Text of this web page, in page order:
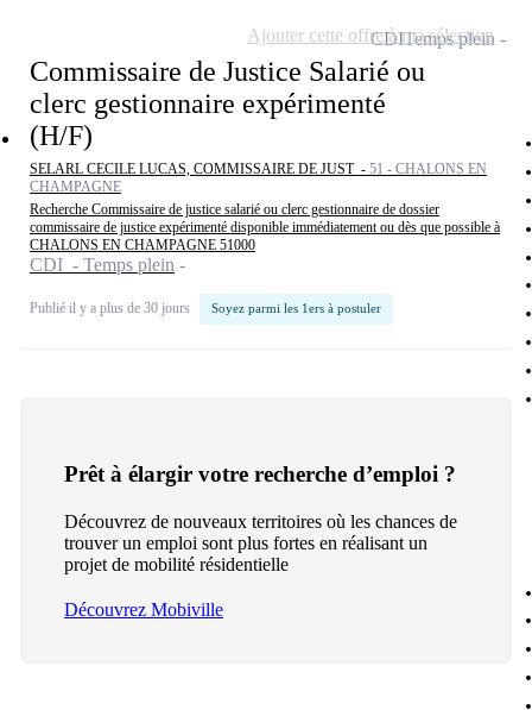
Commissaire de Justice Salarié ou
clerc gestionnaire expérimenté
(H/F)
SELARL CECILE LUCAS, COMMISSAIRE DE JUST - 51 - CHALONS EN
CHAMPAGNE
Recherche Commissaire de justice salarié ou clerc gestionnaire de dossier
commissaire de justice expérimenté disponible immédiatement ou dès que possible à
CHALONS EN CHAMPAGNE 51000
CDI - Temps plein
Publié il y a plus de 30 jours Soyez parmi les 1ers à postuler
CDITemps plein
Ajouter cette offre à ma sélection
Prêt à élargir votre recherche d’emploi ?
Découvrez de nouveaux territoires où les chances de
trouver un emploi sont plus fortes en réalisant un
projet de mobilité résidentielle
Découvrez Mobiville